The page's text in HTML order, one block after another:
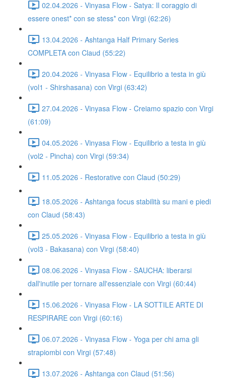
02.04.2026 - Vinyasa Flow - Satya: Il coraggio di
essere onest* con se stess* con Virgi (62:26)
13.04.2026 - Ashtanga Half Primary Series
COMPLETA con Claud (55:22)
20.04.2026 - Vinyasa Flow - Equilibrio a testa in giù
(vol1 - Shirshasana) con Virgi (63:42)
27.04.2026 - Vinyasa Flow - Creiamo spazio con Virgi
(61:09)
04.05.2026 - Vinyasa Flow - Equilibrio a testa in giù
(vol2 - Pincha) con Virgi (59:34)
11.05.2026 - Restorative con Claud (50:29)
18.05.2026 - Ashtanga focus stabilità su mani e piedi
con Claud (58:43)
25.05.2026 - Vinyasa Flow - Equilibrio a testa in giù
(vol3 - Bakasana) con Virgi (58:40)
08.06.2026 - Vinyasa Flow - SAUCHA: liberarsi
dall'inutile per tornare all'essenziale con Virgi (60:44)
15.06.2026 - Vinyasa Flow - LA SOTTILE ARTE DI
RESPIRARE con Virgi (60:16)
06.07.2026 - Vinyasa Flow - Yoga per chi ama gli
strapiombi con Virgi (57:48)
13.07.2026 - Ashtanga con Claud (51:56)